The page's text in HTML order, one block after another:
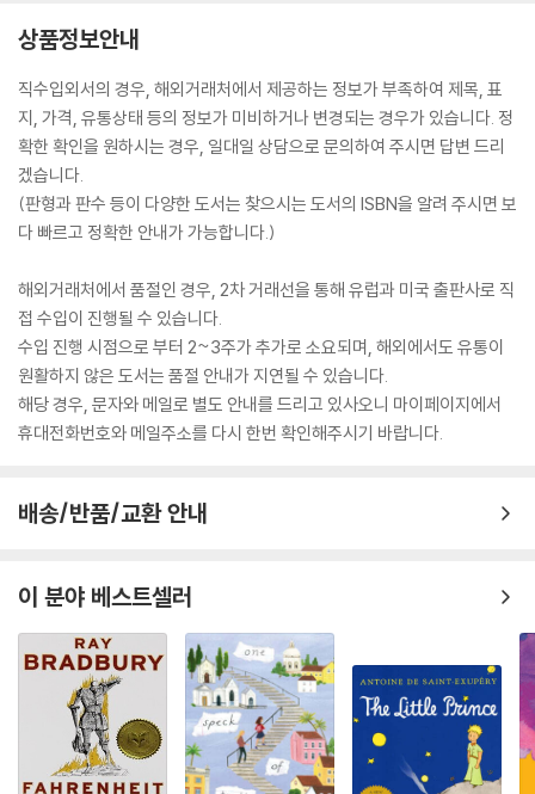
상품정보안내
직수입외서의 경우, 해외거래처에서 제공하는 정보가 부족하여 제목, 표
지, 가격, 유통상태 등의 정보가 미비하거나 변경되는 경우가 있습니다. 정
확한 확인을 원하시는 경우, 일대일 상담으로 문의하여 주시면 답변 드리
겠습니다.
(판형과 판수 등이 다양한 도서는 찾으시는 도서의 ISBN을 알려 주시면 보
다 빠르고 정확한 안내가 가능합니다.)
해외거래처에서 품절인 경우, 2차 거래선을 통해 유럽과 미국 출판사로 직
접 수입이 진행될 수 있습니다.
수입 진행 시점으로 부터 2~3주가 추가로 소요되며, 해외에서도 유통이
원활하지 않은 도서는 품절 안내가 지연될 수 있습니다.
해당 경우, 문자와 메일로 별도 안내를 드리고 있사오니 마이페이지에서
휴대전화번호와 메일주소를 다시 한번 확인해주시기 바랍니다.
배송/반품/교환 안내
이 분야 베스트셀러